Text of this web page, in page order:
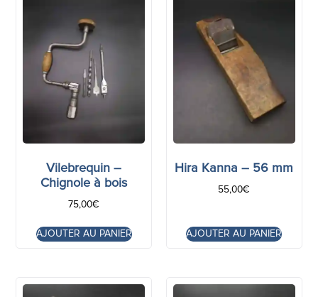
Vilebrequin –
Chignole à bois
75,00€
AJOUTER AU PANIER
Hira Kanna – 56 mm
55,00€
AJOUTER AU PANIER